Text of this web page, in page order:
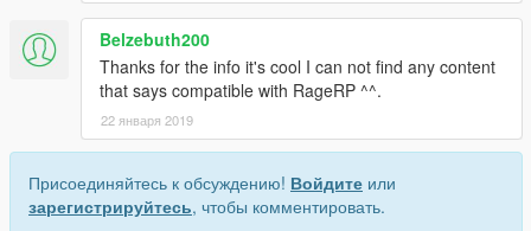
Belzebuth200
Thanks for the info it's cool I can not find any content
that says compatible with RageRP ^^.
22 января 2019
Присоединяйтесь к обсуждению! Войдите или
зарегистрируйтесь, чтобы комментировать.